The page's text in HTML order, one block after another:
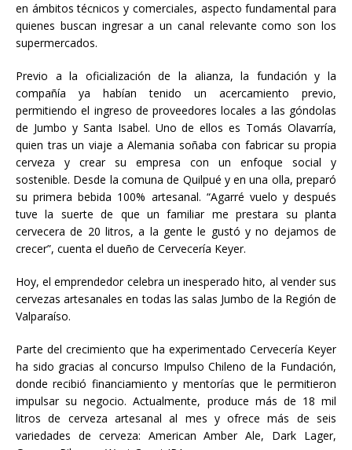
en ámbitos técnicos y comerciales, aspecto fundamental para
quienes buscan ingresar a un canal relevante como son los
supermercados.
Previo a la oficialización de la alianza, la fundación y la
compañía ya habían tenido un acercamiento previo,
permitiendo el ingreso de proveedores locales a las góndolas
de Jumbo y Santa Isabel. Uno de ellos es Tomás Olavarría,
quien tras un viaje a Alemania soñaba con fabricar su propia
cerveza y crear su empresa con un enfoque social y
sostenible. Desde la comuna de Quilpué y en una olla, preparó
su primera bebida 100% artesanal. “Agarré vuelo y después
tuve la suerte de que un familiar me prestara su planta
cervecera de 20 litros, a la gente le gustó y no dejamos de
crecer”, cuenta el dueño de Cervecería Keyer.
Hoy, el emprendedor celebra un inesperado hito, al vender sus
cervezas artesanales en todas las salas Jumbo de la Región de
Valparaíso.
Parte del crecimiento que ha experimentado Cervecería Keyer
ha sido gracias al concurso Impulso Chileno de la Fundación,
donde recibió financiamiento y mentorías que le permitieron
impulsar su negocio. Actualmente, produce más de 18 mil
litros de cerveza artesanal al mes y ofrece más de seis
variedades de cerveza: American Amber Ale, Dark Lager,